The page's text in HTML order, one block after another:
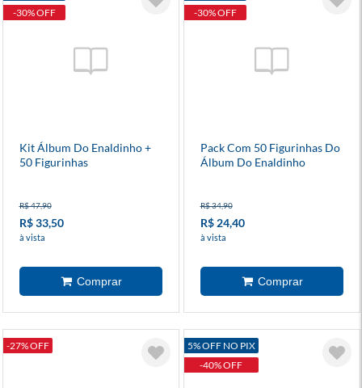
-30% OFF
Kit Álbum Do Enaldinho +
50 Figurinhas
R$ 47,90
R$ 33,50
à vista
-30% OFF
Pack Com 50 Figurinhas Do
Álbum Do Enaldinho
R$ 34,90
R$ 24,40
à vista
-27% OFF
5% OFF NO PIX
-40% OFF